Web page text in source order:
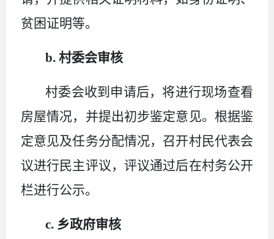
贫困证明等。
b. 村委会审核
村委会收到申请后，将进行现场查看
房屋情况，并提出初步鉴定意见。根据鉴
定意见及任务分配情况，召开村民代表会
议进行民主评议，评议通过后在村务公开
栏进行公示。
c. 乡政府审核